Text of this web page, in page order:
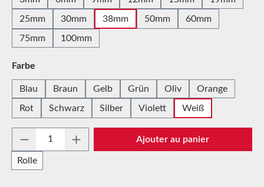
25mm 30mm 38mm 50mm 60mm
75mm 100mm
Sélectionnez
Farbe
Blau Braun Gelb Grün Oliv Orange
Rot Schwarz Silber Violett Weiß
Quantité de produit : Entrez la quantité
Rolle
Ajouter au panier